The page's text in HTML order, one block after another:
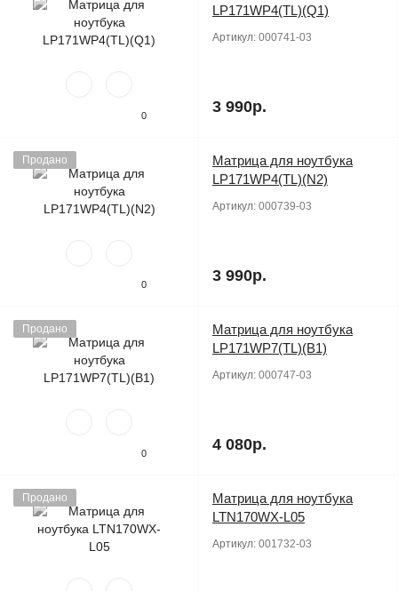
0
LP171WP4(TL)(Q1)
Артикул: 000741-03
3 990р.
Продано
0
Матрица для ноутбука
LP171WP4(TL)(N2)
Артикул: 000739-03
3 990р.
Продано
0
Матрица для ноутбука
LP171WP7(TL)(B1)
Артикул: 000747-03
4 080р.
Продано
Матрица для ноутбука
LTN170WX-L05
Артикул: 001732-03